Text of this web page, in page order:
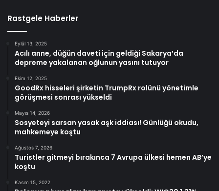
Rastgele Haberler
Eylül 13, 2025
Acılı anne, düğün daveti için geldiği Sakarya’da
depreme yakalanan oğlunun yasını tutuyor
Ekim 12, 2025
GoodRx hisseleri şirketin TrumpRx rolünü yönetimle
görüşmesi sonrası yükseldi
Mayıs 14, 2026
Sosyeteyi sarsan yasak aşk iddiası! Günlüğü okudu,
mahkemeye koştu
Ağustos 7, 2026
Turistler gitmeyi bırakınca 7 Avrupa ülkesi hemen AB’ye
koştu
Kasım 15, 2022